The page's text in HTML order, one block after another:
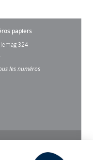
papiers
lemag 324
les numéros